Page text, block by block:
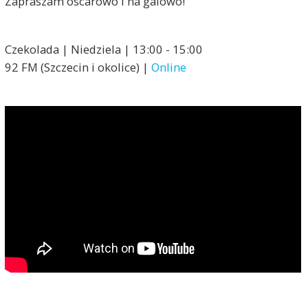
Czekolada | Niedziela | 13:00 - 15:00
92 FM (Szczecin i okolice) | Online